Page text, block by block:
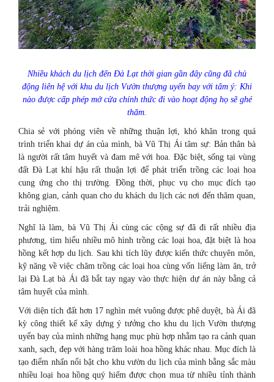
Nhiều khách du lịch đến Đà Lạt thời gian gần đây cũng đã chủ
động liên hệ với khu du lịch Vườn thượng uyển bay với tâm ý: Khi
nào được cấp phép mở cửa chính thức đi vào hoạt động họ sẽ ghé
thăm.
Chia sẻ với phóng viên về những thuận lợi, khó khăn trong quá
trình triển khai dự án của mình, bà Vũ Thị Ái tâm sự: Bản thân bà
là người rất tâm huyết và đam mê với hoa. Đặc biệt, sống tại vùng
đất Đà Lạt khí hậu rất thuận lợi để phát triển trồng các loại hoa
cung ứng cho thị trường. Đồng thời, phục vụ cho mục đích tạo
không gian, cảnh quan cho du khách du lịch các nơi đến thăm quan,
trải nghiệm.
Nghĩ là làm, bà Vũ Thị Ái cùng các cộng sự đã đi rất nhiều địa
phương, tìm hiểu nhiều mô hình trồng các loại hoa, đặt biệt là hoa
hồng kết hợp du lịch. Sau khi tích lũy được kiến thức chuyên môn,
kỹ năng về việc chăm trồng các loại hoa cùng vốn liếng làm ăn, trở
lại Đà Lạt bà Ái đã bắt tay ngay vào thực hiện dự án này bằng cả
tâm huyết của mình.
Với diện tích đất hơn 17 nghìn mét vuông được phê duyệt, bà Ái đã
kỳ công thiết kế xây dựng ý tưởng cho khu du lịch Vườn thượng
uyển bay của mình những hạng mục phù hợp nhằm tạo ra cảnh quan
xanh, sạch, đẹp với hàng trăm loài hoa hồng khác nhau. Mục đích là
tạo điểm nhấn nổi bật cho khu vườn du lịch của mình bằng sắc màu
nhiều loại hoa hồng quý hiếm được chọn mua từ nhiều tỉnh thành